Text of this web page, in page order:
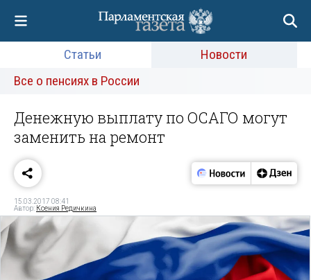
Статьи
Новости
Все о пенсиях в России
Денежную выплату по ОСАГО могут
заменить на ремонт
15.03.2017 08:41
Автор: Ксения Редичкина